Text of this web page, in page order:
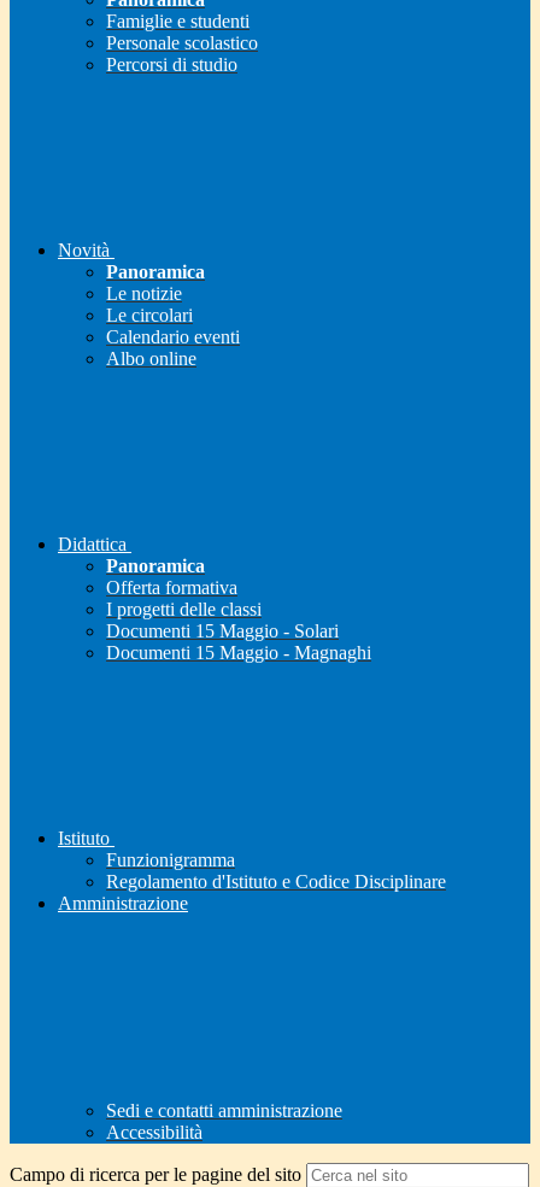
Famiglie e studenti
Personale scolastico
Percorsi di studio
Novità
Panoramica
Le notizie
Le circolari
Calendario eventi
Albo online
Didattica
Panoramica
Offerta formativa
I progetti delle classi
Documenti 15 Maggio - Solari
Documenti 15 Maggio - Magnaghi
Istituto
Funzionigramma
Regolamento d'Istituto e Codice Disciplinare
Amministrazione
Sedi e contatti amministrazione
Accessibilità
Campo di ricerca per le pagine del sito